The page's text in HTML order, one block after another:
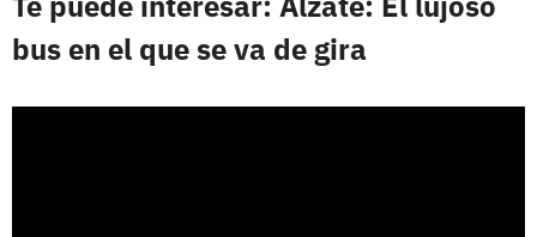
bus en el que se va de gira